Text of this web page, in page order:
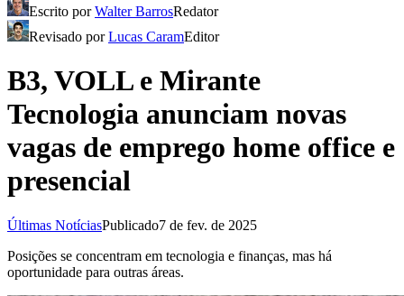
Escrito porWalter BarrosRedator
Revisado porLucas CaramEditor
B3, VOLL e Mirante
Tecnologia anunciam novas
vagas de emprego home office e
presencial
Últimas NotíciasPublicado7 de fev. de 2025
Posições se concentram em tecnologia e finanças, mas há
oportunidade para outras áreas.